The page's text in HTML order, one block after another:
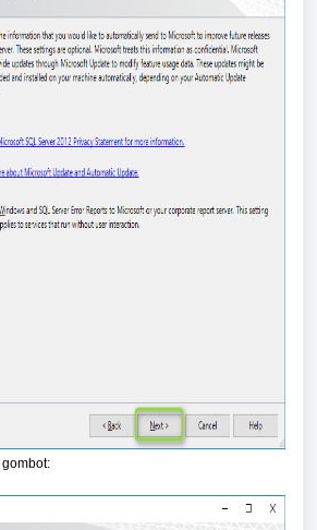
gombot: